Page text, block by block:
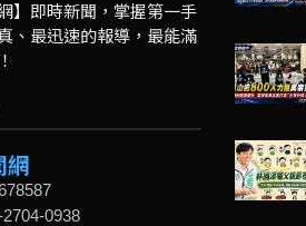
】即時新聞，掌握第一手
、最迅速的報導，最能滿
網
0938